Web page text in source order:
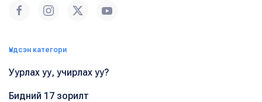
Үндсэн категори
Уурлах уу, учирлах уу?
Бидний 17 зорилт